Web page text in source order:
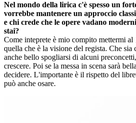
Nel mondo della lirica c'è spesso un
vorrebbe mantenere un approccio
e chi crede che le opere vadano
stai?
Come inteprete è mio compito mettermi al
quella che è la visione del regista. Che sia
anche bello spogliarsi di alcuni
crescere. Poi se la messa in scena sarà
decidere. L'importante è il rispetto del
può anche osare.